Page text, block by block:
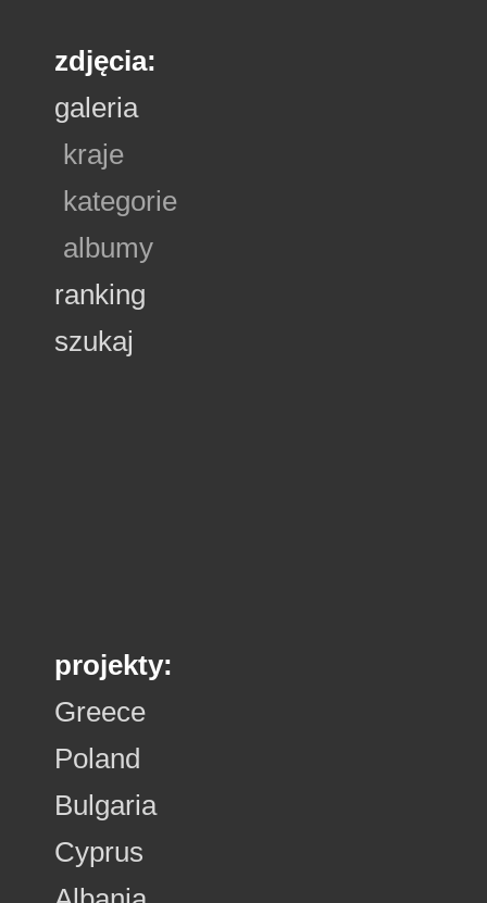
zdjęcia:
galeria
kraje
kategorie
albumy
ranking
szukaj
projekty:
Greece
Poland
Bulgaria
Cyprus